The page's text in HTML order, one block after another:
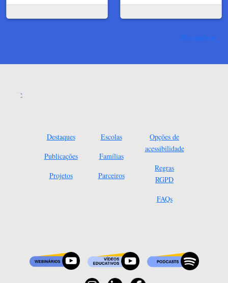
Ver mais
Destaques
Publicações
Projetos
Escolas
Famílias
Parceiros
Opções de
acessibilidade
Regras
RGPD
FAQs